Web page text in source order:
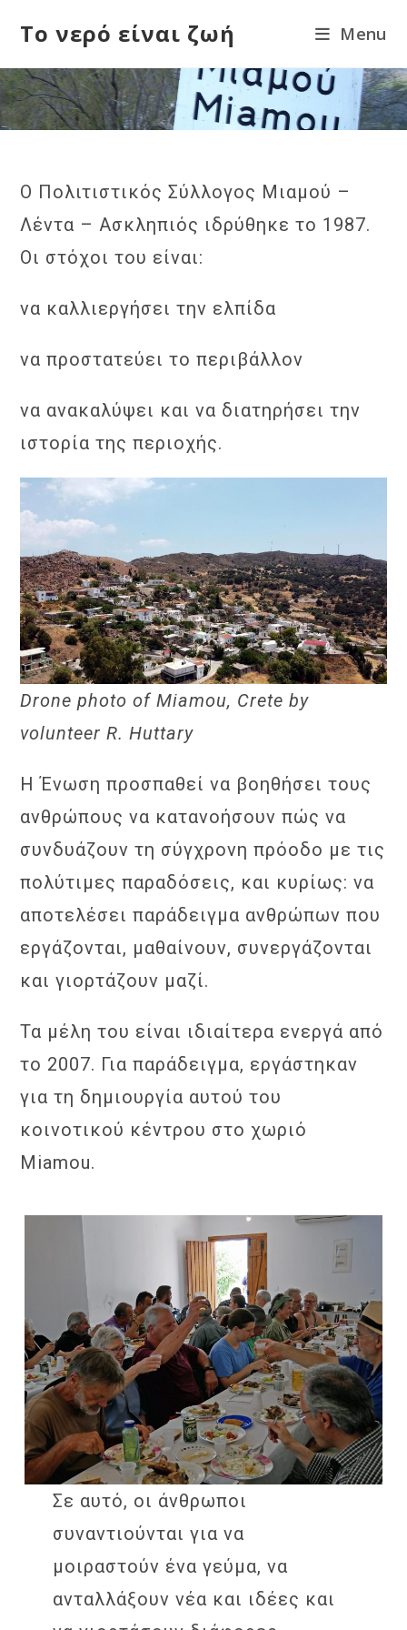
Το νερό είναι ζωή Menu
Ο Πολιτιστικός Σύλλογος Μιαμού –
Λέντα – Ασκληπιός ιδρύθηκε το 1987.
Οι στόχοι του είναι:
να καλλιεργήσει την ελπίδα
να προστατεύει το περιβάλλον
να ανακαλύψει και να διατηρήσει την
ιστορία της περιοχής.
Drone photo of Miamou, Crete by
volunteer R. Huttary
Η Ένωση προσπαθεί να βοηθήσει τους
ανθρώπους να κατανοήσουν πώς να
συνδυάζουν τη σύγχρονη πρόοδο με τις
πολύτιμες παραδόσεις, και κυρίως: να
αποτελέσει παράδειγμα ανθρώπων που
εργάζονται, μαθαίνουν, συνεργάζονται
και γιορτάζουν μαζί.
Τα μέλη του είναι ιδιαίτερα ενεργά από
το 2007. Για παράδειγμα, εργάστηκαν
για τη δημιουργία αυτού του
κοινοτικού κέντρου στο χωριό
Miamou.
Σε αυτό, οι άνθρωποι
συναντιούνται για να
μοιραστούν ένα γεύμα, να
ανταλλάξουν νέα και ιδέες και